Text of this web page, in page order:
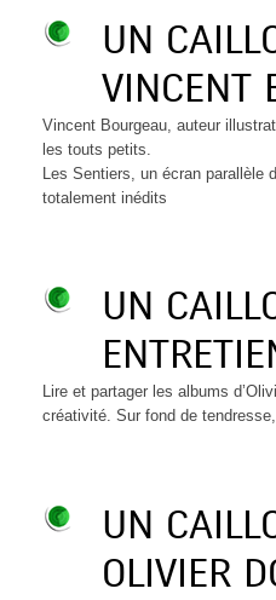
UN
VINCENT
Vincent Bourgeau, auteur
les touts petits.
Les Sentiers, un écran parallèle
totalement inédits
UN
Lire et partager les albums
créativité. Sur fond de
UN
OLIVIER